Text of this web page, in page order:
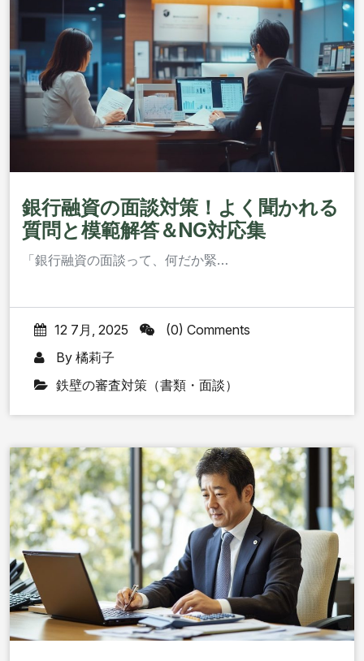
銀行融資の面談対策！よく聞かれる
質問と模範解答＆NG対応集
「銀行融資の面談って、何だか緊…
12 7月, 2025
(0) Comments
By 橘莉子
鉄壁の審査対策（書類・面談）